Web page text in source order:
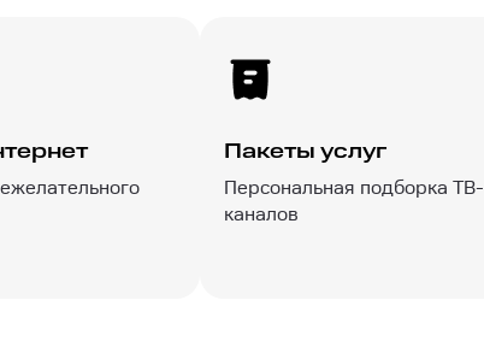
Пакеты услуг
Персональная подборка ТВ-
каналов